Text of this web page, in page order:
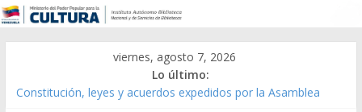
viernes, agosto 7, 2026
Lo último:
Constitución, leyes y acuerdos expedidos por la Asamblea